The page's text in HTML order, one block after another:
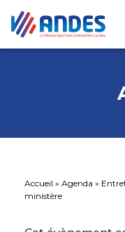
Accueil » Agenda »
ministère